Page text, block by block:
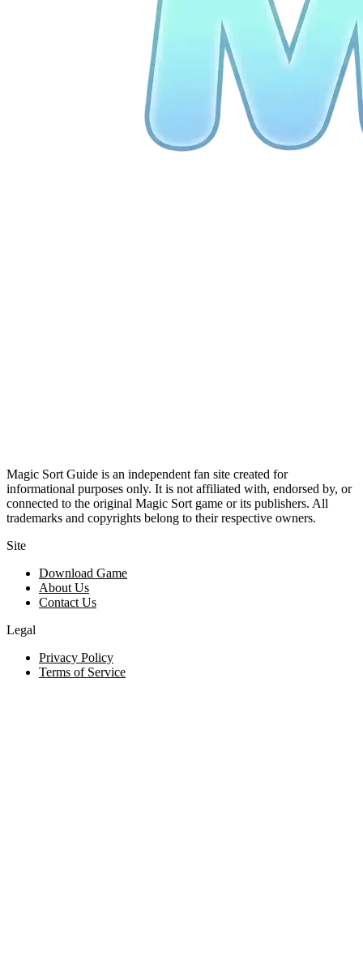
Magic Sort Guide is an independent fan site created for
informational purposes only. It is not affiliated with, endorsed by, or
connected to the original Magic Sort game or its publishers. All
trademarks and copyrights belong to their respective owners.
Site
Download Game
About Us
Contact Us
Legal
Privacy Policy
Terms of Service